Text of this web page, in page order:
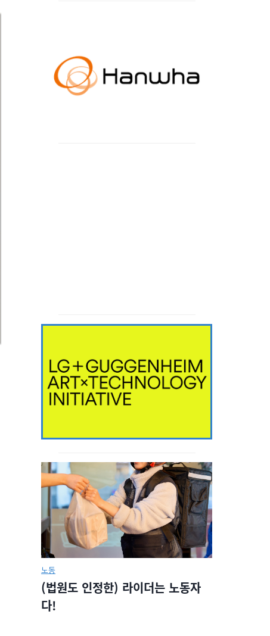
노동
(법원도 인정한) 라이더는 노동자
다!